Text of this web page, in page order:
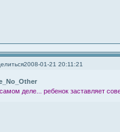
2008-01-21 20:11:21
деле... ребенок заставляет